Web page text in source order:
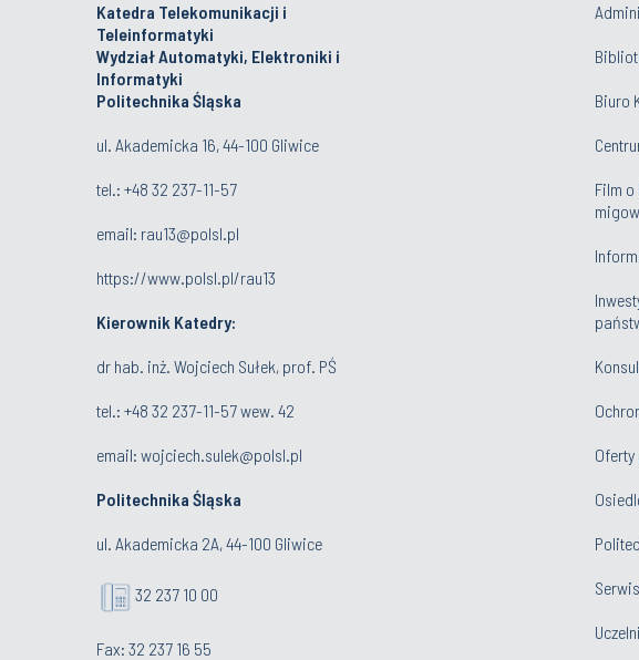
Katedra Telekomunikacji i
Teleinformatyki
Wydział Automatyki, Elektroniki i
Informatyki
Politechnika Śląska
ul. Akademicka 16, 44-100 Gliwice
tel.: +48 32 237-11-57
email: rau13@polsl.pl
https://www.polsl.pl/rau13
Kierownik Katedry:
dr hab. inż. Wojciech Sułek, prof. PŚ
tel.: +48 32 237-11-57 wew. 42
email: wojciech.sulek@polsl.pl
Politechnika Śląska
ul. Akademicka 2A, 44-100 Gliwice
32 237 10 00
Fax: 32 237 16 55
Biuro
Film